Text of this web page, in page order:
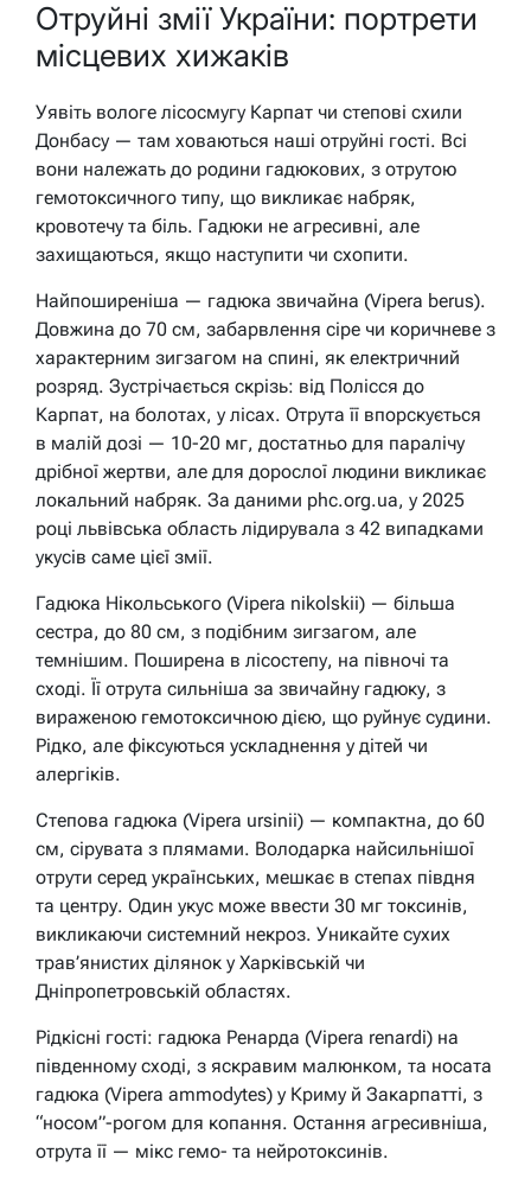
Отруйні змії України: портрети
місцевих хижаків
Уявіть вологе лісосмугу Карпат чи степові схили
Донбасу — там ховаються наші отруйні гості. Всі
вони належать до родини гадюкових, з отрутою
гемотоксичного типу, що викликає набряк,
кровотечу та біль. Гадюки не агресивні, але
захищаються, якщо наступити чи схопити.
Найпоширеніша — гадюка звичайна (Vipera berus).
Довжина до 70 см, забарвлення сіре чи коричневе з
характерним зигзагом на спині, як електричний
розряд. Зустрічається скрізь: від Полісся до
Карпат, на болотах, у лісах. Отрута її впорскується
в малій дозі — 10-20 мг, достатньо для паралічу
дрібної жертви, але для дорослої людини викликає
локальний набряк. За даними phc.org.ua, у 2025
році львівська область лідирувала з 42 випадками
укусів саме цієї змії.
Гадюка Нікольського (Vipera nikolskii) — більша
сестра, до 80 см, з подібним зигзагом, але
темнішим. Поширена в лісостепу, на півночі та
сході. Її отрута сильніша за звичайну гадюку, з
вираженою гемотоксичною дією, що руйнує судини.
Рідко, але фіксуються ускладнення у дітей чи
алергіків.
Степова гадюка (Vipera ursinii) — компактна, до 60
см, сірувата з плямами. Володарка найсильнішої
отрути серед українських, мешкає в степах півдня
та центру. Один укус може ввести 30 мг токсинів,
викликаючи системний некроз. Уникайте сухих
трав’янистих ділянок у Харківській чи
Дніпропетровській областях.
Рідкісні гості: гадюка Ренарда (Vipera renardi) на
південному сході, з яскравим малюнком, та носата
гадюка (Vipera ammodytes) у Криму й Закарпатті, з
“носом”-рогом для копання. Остання агресивніша,
отрута її — мікс гемо- та нейротоксинів.